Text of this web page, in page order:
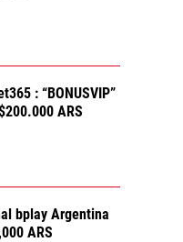
: “BONUSVIP”
ARS
bplay Argentina
ARS